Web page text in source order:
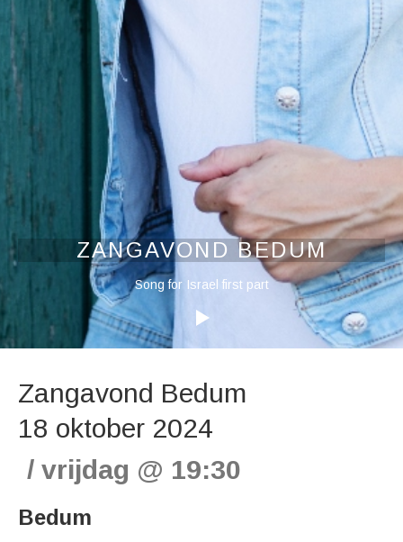
ZANGAVOND BEDUM
Song for Israel first part
Zangavond Bedum
18 oktober 2024
vrijdag @ 19:30
Bedum